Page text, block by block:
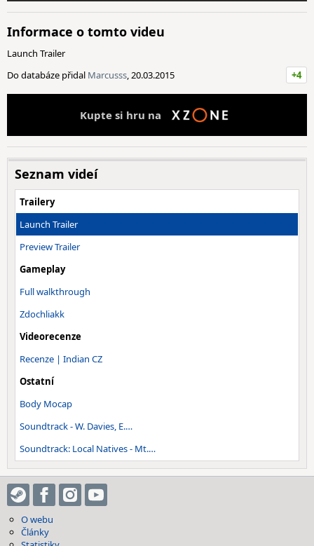
Informace o tomto videu
Launch Trailer
Do databáze přidal Marcusss, 20.03.2015 +4
Kupte si hru na
Seznam videí
Trailery
Launch Trailer
Preview Trailer
Gameplay
Full walkthrough
Zdochliakk
Videorecenze
Recenze | Indian CZ
Ostatní
Body Mocap
Soundtrack - W. Davies, E.…
Soundtrack: Local Natives - Mt.…
O webu
Články